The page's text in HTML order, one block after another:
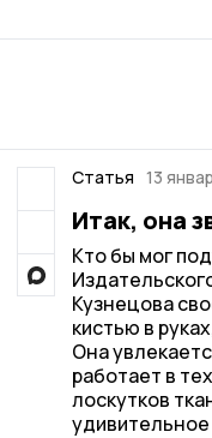
Статья 13
Итак, она
Кто бы мог
Кузнецова
кистью в
Она
работает в
лоскутков